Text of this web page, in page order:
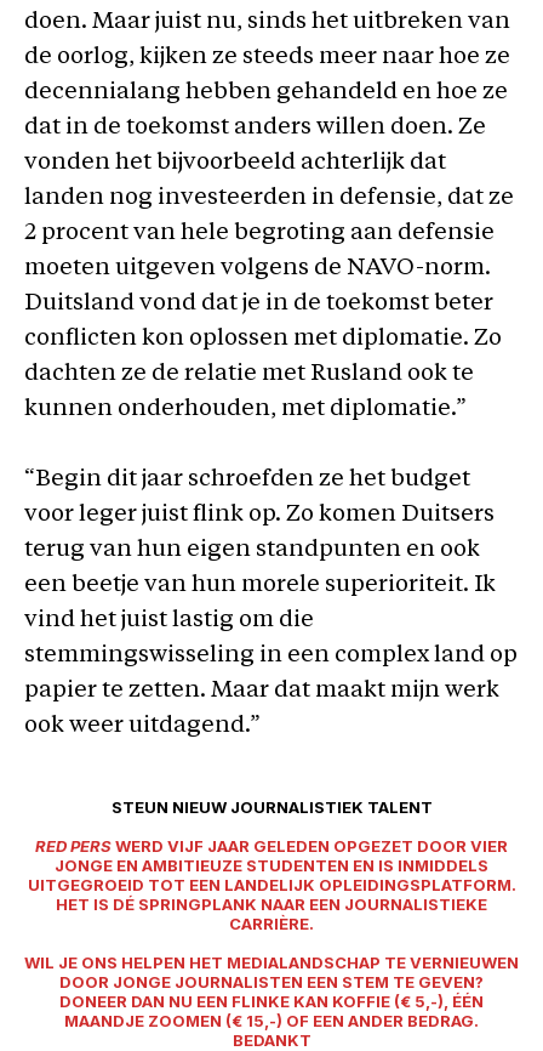
doen. Maar juist nu, sinds het uitbreken van
de oorlog, kijken ze steeds meer naar hoe ze
decennialang hebben gehandeld en hoe ze
dat in de toekomst anders willen doen. Ze
vonden het bijvoorbeeld achterlijk dat
landen nog investeerden in defensie, dat ze
2 procent van hele begroting aan defensie
moeten uitgeven volgens de NAVO-norm.
Duitsland vond dat je in de toekomst beter
conflicten kon oplossen met diplomatie. Zo
dachten ze de relatie met Rusland ook te
kunnen onderhouden, met diplomatie.”
“Begin dit jaar schroefden ze het budget
voor leger juist flink op. Zo komen Duitsers
terug van hun eigen standpunten en ook
een beetje van hun morele superioriteit. Ik
vind het juist lastig om die
stemmingswisseling in een complex land op
papier te zetten. Maar dat maakt mijn werk
ook weer uitdagend.”
STEUN NIEUW JOURNALISTIEK TALENT
RED PERSWERD VIJF JAAR GELEDEN OPGEZET DOOR VIER
JONGE EN AMBITIEUZE STUDENTEN EN IS INMIDDELS
UITGEGROEID TOT EEN LANDELIJK OPLEIDINGSPLATFORM.
HET IS DÉ SPRINGPLANK NAAR EEN JOURNALISTIEKE
CARRIÈRE.
WIL JE ONS HELPEN HET MEDIALANDSCHAP TE VERNIEUWEN
DOOR JONGE JOURNALISTEN EEN STEM TE GEVEN?
DONEER DAN NU EEN FLINKE KAN KOFFIE (€ 5,-), ÉÉN
MAANDJE ZOOMEN (€ 15,-) OF EEN ANDER BEDRAG.
BEDANKT